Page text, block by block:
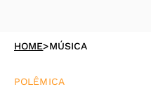
HOME>MÚSICA
POLÊMICA